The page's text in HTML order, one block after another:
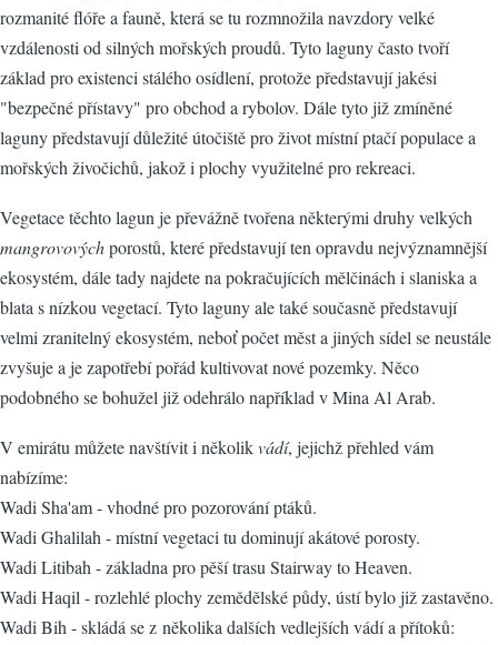
rozmanité flóře a fauně, která se tu rozmnožila navzdory velké
vzdálenosti od silných mořských proudů. Tyto laguny často tvoří
základ pro existenci stálého osídlení, protože představují jakési
"bezpečné přístavy" pro obchod a rybolov. Dále tyto již zmíněné
laguny představují důležité útočiště pro život místní ptačí populace a
mořských živočichů, jakož i plochy využitelné pro rekreaci.
Vegetace těchto lagun je převážně tvořena některými druhy velkých
mangrovovýchporostů, které představují ten opravdu nejvýznamnější
ekosystém, dále tady najdete na pokračujících mělčinách i slaniska a
blata s nízkou vegetací. Tyto laguny ale také současně představují
velmi zranitelný ekosystém, neboť počet měst a jiných sídel se neustále
zvyšuje a je zapotřebí pořád kultivovat nové pozemky. Něco
podobného se bohužel již odehrálo například v Mina Al Arab.
V emirátu můžete navštívit i několikvádí, jejichž přehled vám
nabízíme:
Wadi Sha'am - vhodné pro pozorování ptáků.
Wadi Ghalilah - místní vegetaci tu dominují akátové porosty.
Wadi Litibah - základna pro pěší trasu Stairway to Heaven.
Wadi Haqil - rozlehlé plochy zemědělské půdy, ústí bylo již zastavěno.
Wadi Bih - skládá se z několika dalších vedlejších vádí a přítoků: